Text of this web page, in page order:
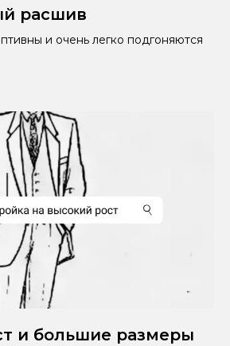
расшив
и очень легко подгоняются
и большие размеры